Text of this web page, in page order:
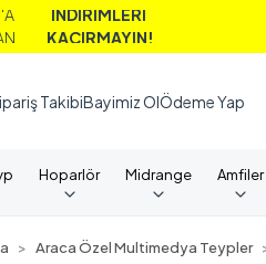
TakibiBayimiz OlÖdeme Yap
Hoparlör Midrange Amfiler
Araca Özel Multimedya Teypler